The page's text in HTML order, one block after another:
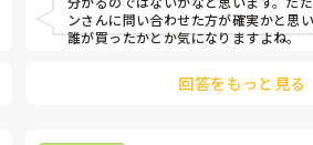
ンさんに問い合わせた方が確実かと思い
誰が買ったかとか気になりますよね。
回答をもっと見る